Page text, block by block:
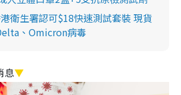
衛生署認可$18快速測試套裝 現貨
、Omicron病毒
息▼